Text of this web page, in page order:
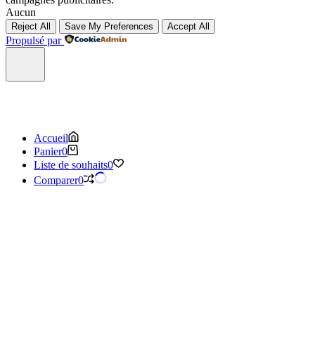
Aucun
Reject All Save My Preferences Accept All
Propulsé par
Accueil
Panier0
Liste de souhaits0
Comparer0